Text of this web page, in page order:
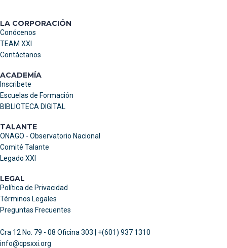
LA CORPORACIÓN
Conócenos
TEAM XXI
Contáctanos
ACADEMÍA
Inscribete
Escuelas de Formación
BIBLIOTECA DIGITAL
TALANTE
ONAGO - Observatorio Nacional
Comité Talante
Legado XXI
LEGAL
Política de Privacidad
Términos Legales
Preguntas Frecuentes
Cra 12 No. 79 - 08 Oficina 303 | +(601) 937 1310
info@cpsxxi.org